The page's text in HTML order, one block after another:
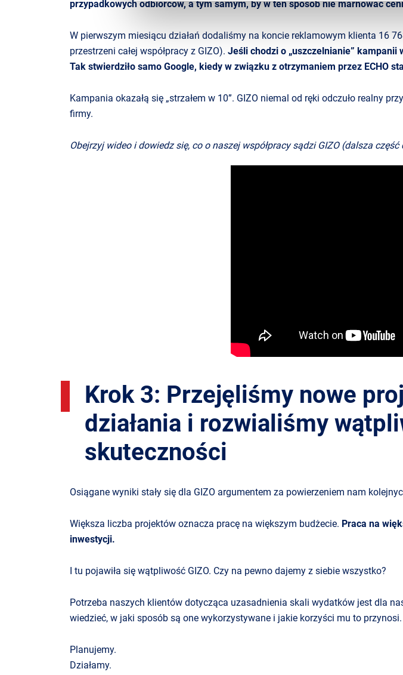
przypadkowych odbiorców, a tym samym, by w ten sposób nie marnować
W pierwszym miesiącu działań dodaliśmy na koncie reklamowym klienta 16
przestrzeni całej współpracy z GIZO). Jeśli chodzi o „uszczelnianie”
Tak stwierdziło samo Google, kiedy w związku z otrzymaniem przez ECHO
Kampania okazałą się „strzałem w 10”. GIZO niemal od ręki odczuło realny
firmy.
Obejrzyj wideo i dowiedz się, co o naszej współpracy sądzi GIZO (dalsza
Krok 3: Przejęliśmy nowe
działania i rozwialiśmy
skuteczności
Osiągane wyniki stały się dla GIZO argumentem za powierzeniem nam
Większa liczba projektów oznacza pracę na większym budżecie. Praca na
inwestycji.
I tu pojawiła się wątpliwość GIZO. Czy na pewno dajemy z siebie wszystko?
Potrzeba naszych klientów dotycząca uzasadnienia skali wydatków jest dla
wiedzieć, w jaki sposób są one wykorzystywane i jakie korzyści mu to przynosi.
Planujemy.
Działamy.